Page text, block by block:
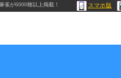
雀が6000種以上掲載！ スマホ版